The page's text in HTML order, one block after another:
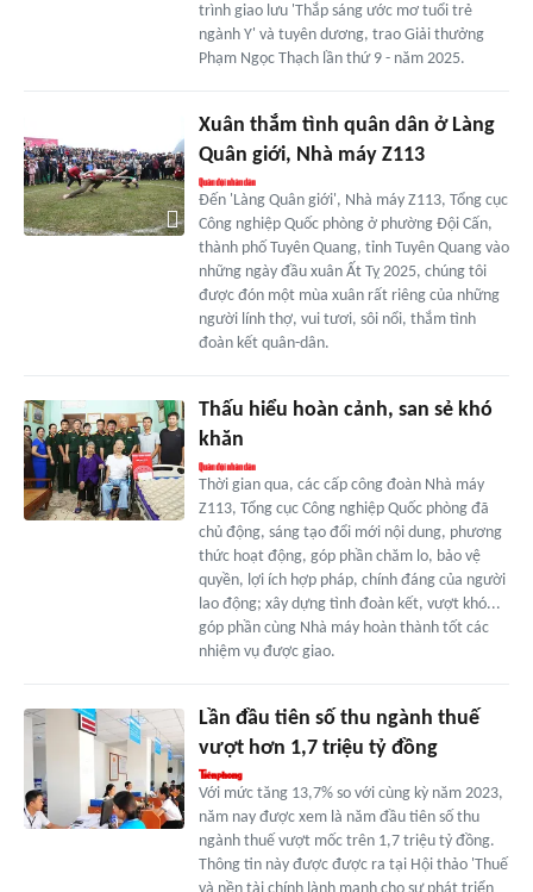
trình giao lưu 'Thắp sáng ước mơ tuổi trẻ
ngành Y' và tuyên dương, trao Giải thưởng
Phạm Ngọc Thạch lần thứ 9 - năm 2025.
Xuân thắm tình quân dân ở Làng
Quân giới, Nhà máy Z113
Đến 'Làng Quân giới', Nhà máy Z113, Tổng cục
Công nghiệp Quốc phòng ở phường Đội Cấn,
thành phố Tuyên Quang, tỉnh Tuyên Quang vào
những ngày đầu xuân Ất Tỵ 2025, chúng tôi
được đón một mùa xuân rất riêng của những
người lính thợ, vui tươi, sôi nổi, thắm tình
đoàn kết quân-dân.
Thấu hiểu hoàn cảnh, san sẻ khó
khăn
Thời gian qua, các cấp công đoàn Nhà máy
Z113, Tổng cục Công nghiệp Quốc phòng đã
chủ động, sáng tạo đổi mới nội dung, phương
thức hoạt động, góp phần chăm lo, bảo vệ
quyền, lợi ích hợp pháp, chính đáng của người
lao động; xây dựng tình đoàn kết, vượt khó...
góp phần cùng Nhà máy hoàn thành tốt các
nhiệm vụ được giao.
Lần đầu tiên số thu ngành thuế
vượt hơn 1,7 triệu tỷ đồng
Với mức tăng 13,7% so với cùng kỳ năm 2023,
năm nay được xem là năm đầu tiên số thu
ngành thuế vượt mốc trên 1,7 triệu tỷ đồng.
Thông tin này được được ra tại Hội thảo 'Thuế